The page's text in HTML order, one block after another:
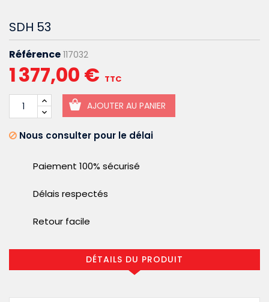
SDH 53
Référence 117032
1 377,00 € TTC
AJOUTER AU PANIER
Nous consulter pour le délai
Paiement 100% sécurisé
Délais respectés
Retour facile
DÉTAILS DU PRODUIT